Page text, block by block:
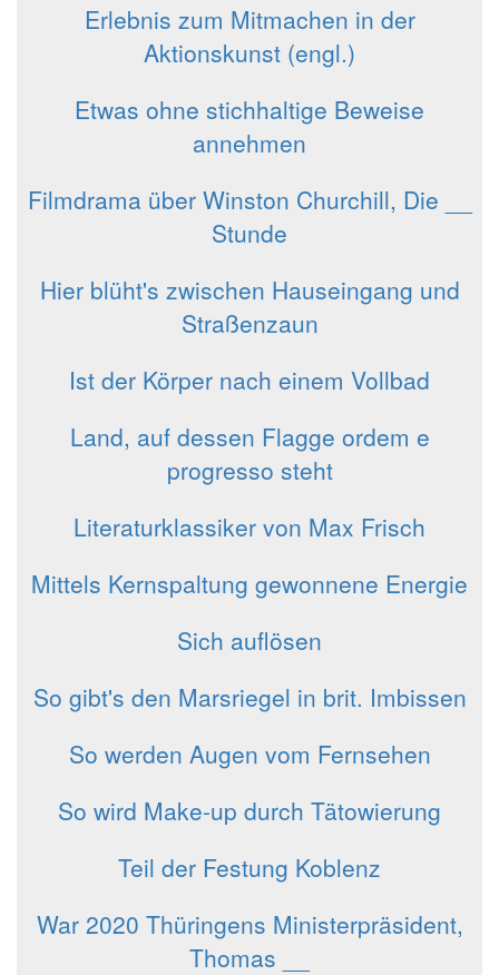
Erlebnis zum Mitmachen in der
Aktionskunst (engl.)
Etwas ohne stichhaltige Beweise
annehmen
Filmdrama über Winston Churchill, Die __
Stunde
Hier blüht's zwischen Hauseingang und
Straßenzaun
Ist der Körper nach einem Vollbad
Land, auf dessen Flagge ordem e
progresso steht
Literaturklassiker von Max Frisch
Mittels Kernspaltung gewonnene Energie
Sich auflösen
So gibt's den Marsriegel in brit. Imbissen
So werden Augen vom Fernsehen
So wird Make-up durch Tätowierung
Teil der Festung Koblenz
War 2020 Thüringens Ministerpräsident,
Thomas __